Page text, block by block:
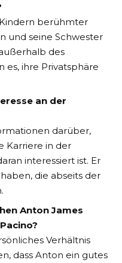
berühmter
und seine Schwester
des
es, ihre Privatsphäre
an der
darüber,
Karriere in der
interessiert ist. Er
die abseits der
Anton James
Verhältnis
dass Anton ein gutes